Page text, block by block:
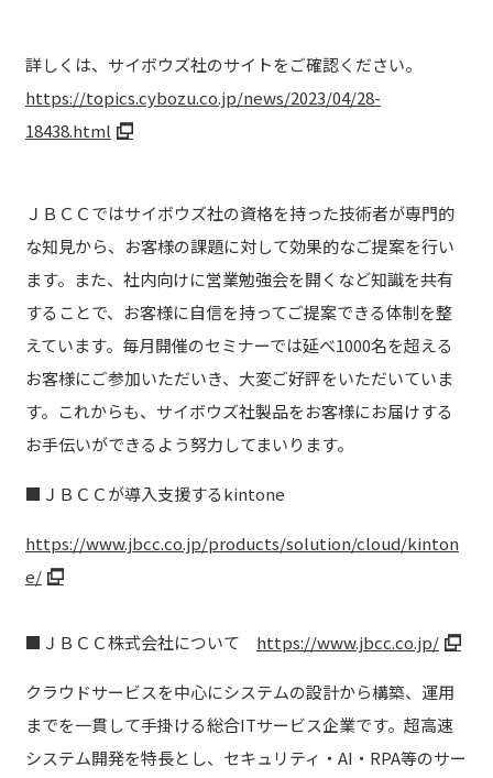
詳しくは、サイボウズ社のサイトをご確認ください。
https://topics.cybozu.co.jp/news/2023/04/28-
18438.html
ＪＢＣＣではサイボウズ社の資格を持った技術者が専門的
な知見から、お客様の課題に対して効果的なご提案を行い
ます。また、社内向けに営業勉強会を開くなど知識を共有
することで、お客様に自信を持ってご提案できる体制を整
えています。毎月開催のセミナーでは延べ1000名を超える
お客様にご参加いただいき、大変ご好評をいただいていま
す。これからも、サイボウズ社製品をお客様にお届けする
お手伝いができるよう努力してまいります。
■ＪＢＣＣが導入支援するkintone
https://www.jbcc.co.jp/products/solution/cloud/kinton
e/
■ＪＢＣＣ株式会社について https://www.jbcc.co.jp/
クラウドサービスを中心にシステムの設計から構築、運用
までを一貫して手掛ける総合ITサービス企業です。超高速
システム開発を特長とし、セキュリティ・AI・RPA等のサー